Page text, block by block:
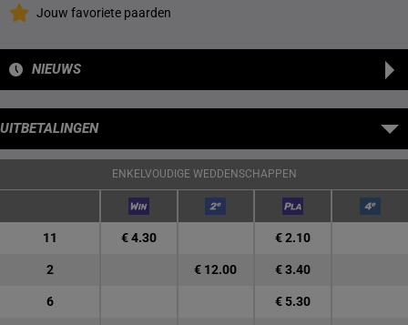
Jouw favoriete paarden
NIEUWS
UITBETALINGEN
ENKELVOUDIGE WEDDENSCHAPPEN
11 € 4.30 € 2.10
2 € 12.00 € 3.40
6 € 5.30